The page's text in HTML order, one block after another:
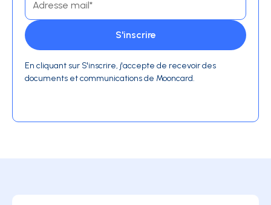
En cliquant sur S'inscrire, j'accepte de recevoir des
documents et communications de Mooncard.